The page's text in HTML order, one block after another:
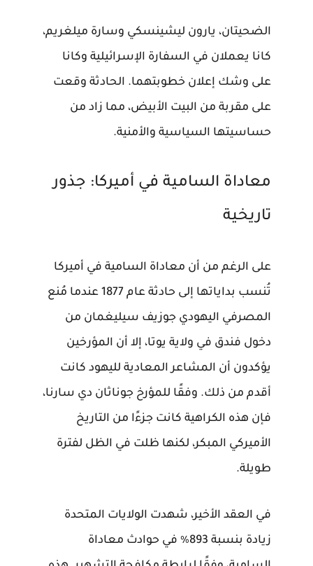
الضحيتان، يارون ليشينسكي وسارة ميلغريم،
كانا يعملان في السفارة الإسرائيلية وكانا
على وشك إعلان خطوبتهما. الحادثة وقعت
على مقربة من البيت الأبيض، مما زاد من
حساسيتها السياسية والأمنية.
معاداة السامية في أميركا: جذور
تاريخية
على الرغم من أن معاداة السامية في أميركا
تُنسب بداياتها إلى حادثة عام 1877 عندما مُنع
المصرفي اليهودي جوزيف سيليغمان من
دخول فندق في ولاية يوتا، إلا أن المؤرخين
يؤكدون أن المشاعر المعادية لليهود كانت
أقدم من ذلك. وفقًا للمؤرخ جوناثان دي سارنا،
فإن هذه الكراهية كانت جزءًا من التاريخ
الأميركي المبكر، لكنها ظلت في الظل لفترة
طويلة.
في العقد الأخير، شهدت الولايات المتحدة
زيادة بنسبة 893٪ في حوادث معاداة